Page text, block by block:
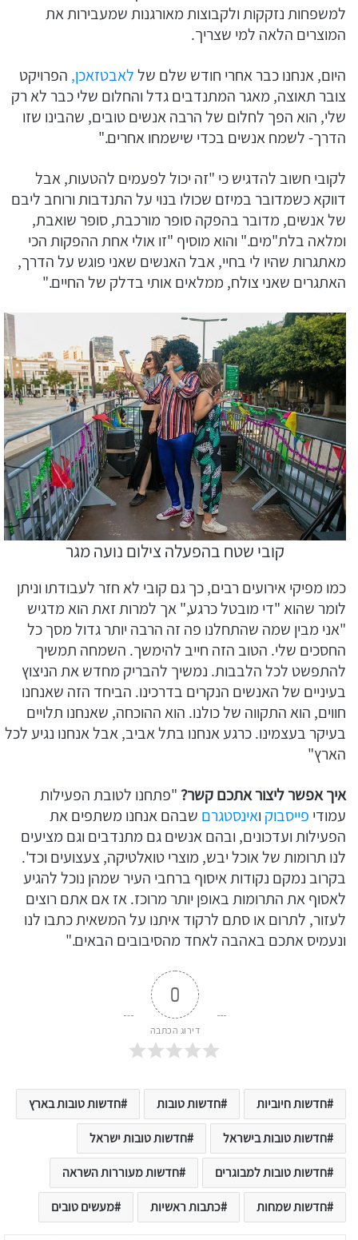
למשפחות נזקקות ולקבוצות מאורגנות שמעבירות את
המוצרים הלאה למי שצריך.
היום, אנחנו כבר אחרי חודש שלם שללאבטזאכן, הפרויקט
צובר תאוצה, מאגר המתנדבים גדל והחלום שלי כבר לא רק
שלי, הוא הפך לחלום של הרבה אנשים טובים, שהבינו שזו
הדרך- לשמח אנשים בכדי שישמחו אחרים."
לקובי חשוב להדגיש כי "זה יכול לפעמים להטעות, אבל
דווקא כשמדובר במיזם שכולו בנוי על התנדבות ורוחב ליבם
של אנשים, מדובר בהפקה סופר מורכבת, סופר שואבת,
ומלאה בלת"מים." והוא מוסיף "זו אולי אחת ההפקות הכי
מאתגרות שהיו לי בחיי, אבל האנשים שאני פוגש על הדרך,
האתגרים שאני צולח, ממלאים אותי בדלק של החיים."
קובי שטח בהפעלה צילום נועה מגר
כמו מפיקי אירועים רבים, כך גם קובי לא חזר לעבודתו וניתן
לומר שהוא "די מובטל כרגע," אך למרות זאת הוא מדגיש
"אני מבין שמה שהתחלנו פה זה הרבה יותר גדול מסך כל
החסכים שלי. הטוב הזה חייב להימשך. השמחה תמשיך
להתפשט לכל הלבבות. נמשיך להבריק מחדש את הניצוץ
בעיניים של האנשים הנקרים בדרכינו. הביחד הזה שאנחנו
חווים, הוא התקווה של כולנו. הוא ההוכחה, שאנחנו תלויים
בעיקר בעצמינו. כרגע אנחנו בתל אביב, אבל אנחנו נגיע לכל
הארץ"
איך אפשר ליצור אתכם קשר?"פתחנו לטובת הפעילות
עמודי פייסבוק ואינסטגרם שבהם אנחנו משתפים את
הפעילות ועדכונים, ובהם אנשים גם מתנדבים וגם מציעים
לנו תרומות של אוכל יבש, מוצרי טואלטיקה, צעצועים וכד'.
בקרוב נמקם נקודות איסוף ברחבי העיר שמהן נוכל להגיע
לאסוף את התרומות באופן יותר מרוכז. אז אם אתם רוצים
לעזור, לתרום או סתם לרקוד איתנו על המשאית כתבו לנו
ונעמיס אתכם באהבה לאחד מהסיבובים הבאים."
0
דירוג הכתבה
חדשות חיוביות חדשות טובות חדשות טובות בארץ
חדשות טובות בישראל חדשות טובות ישראל
חדשות טובות למבוגרים חדשות מעוררות השראה
חדשות שמחות כתבות ראשיות מעשים טובים